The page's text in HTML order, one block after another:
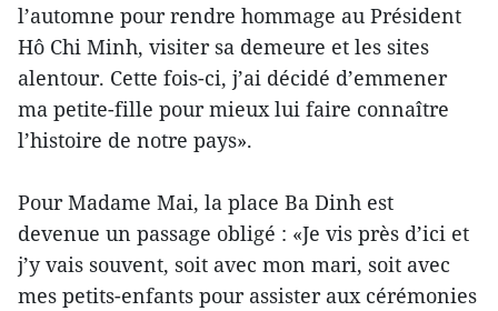
l’automne pour rendre hommage au Président
Hô Chi Minh, visiter sa demeure et les sites
alentour. Cette fois-ci, j’ai décidé d’emmener
ma petite-fille pour mieux lui faire connaître
l’histoire de notre pays».
Pour Madame Mai, la place Ba Dinh est
devenue un passage obligé : «Je vis près d’ici et
j’y vais souvent, soit avec mon mari, soit avec
mes petits-enfants pour assister aux cérémonies